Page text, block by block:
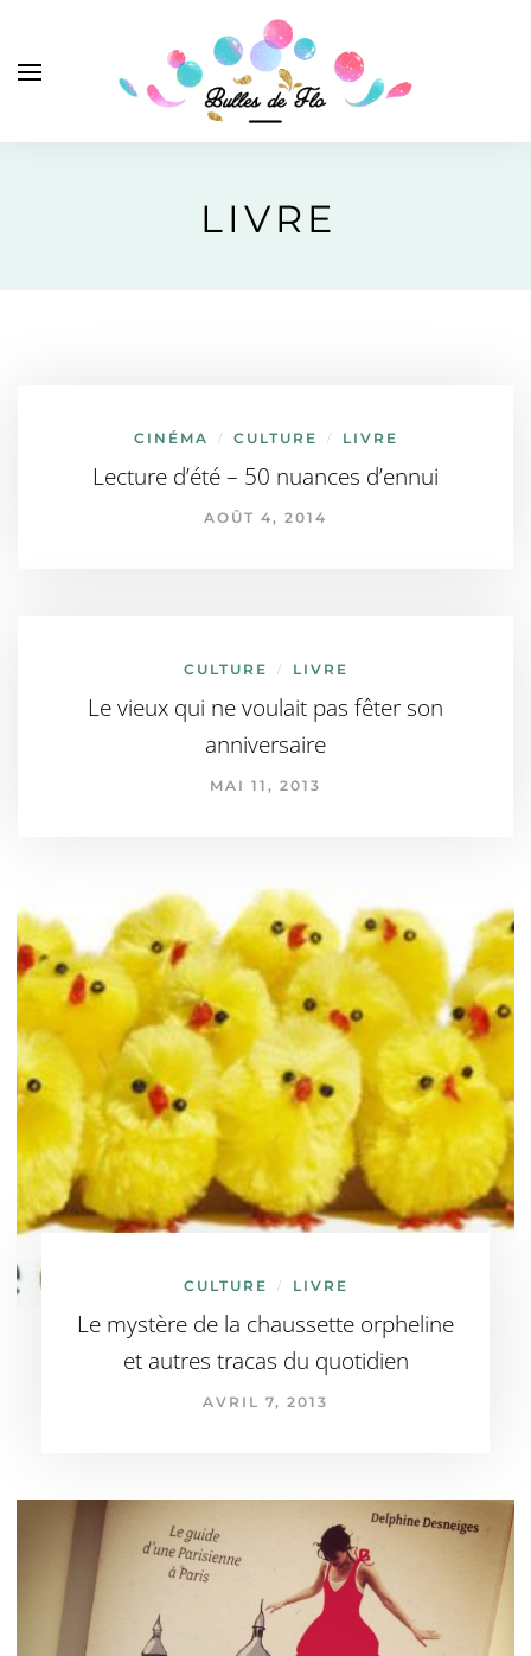
LIVRE
CINÉMA / CULTURE / LIVRE
Lecture d’été – 50 nuances d’ennui
AOÛT 4, 2014
CULTURE / LIVRE
Le vieux qui ne voulait pas fêter son
anniversaire
MAI 11, 2013
CULTURE / LIVRE
Le mystère de la chaussette orpheline
et autres tracas du quotidien
AVRIL 7, 2013